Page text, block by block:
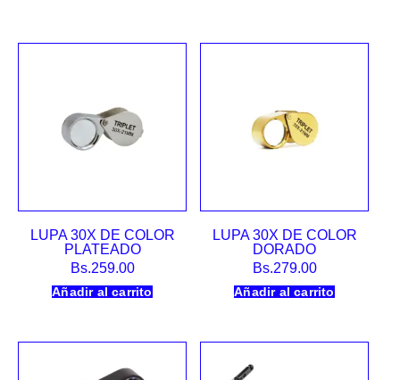
LUPA 30X DE COLOR
PLATEADO
Bs.259.00
Añadir al carrito
LUPA 30X DE COLOR
DORADO
Bs.279.00
Añadir al carrito